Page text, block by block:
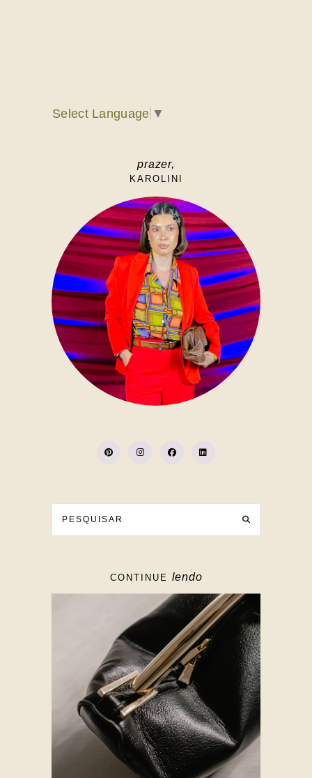
Select Language ▼
prazer,
KAROLINI
CONTINUE lendo